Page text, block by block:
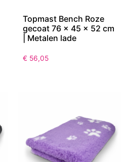
Topmast Bench Roze
gecoat 76 x 45 x 52 cm
| Metalen lade
€ 56,05